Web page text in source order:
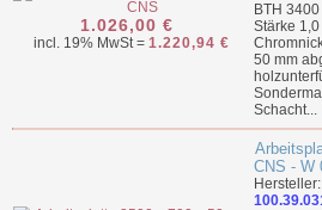
1.026,00 €
incl. 19% MwSt = 1.220,94 €
BTH
Stärke
50 mm
Schacht...
CNS - W